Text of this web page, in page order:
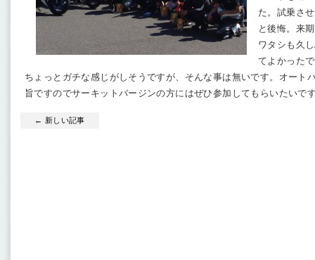
た。試乗さ
と後悔。来
ワタシも久
てよかった
ちょっとガチな感じがしそうですが、そんな事は無いです。オート
旨ですのでサーキットバージンの方にはぜひ参加してもらいたいで
← 新しい記事